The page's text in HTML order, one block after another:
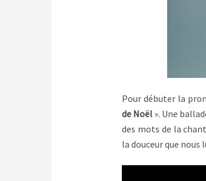
Pour débuter la
de Noël ». Une
des mots de la
la douceur que nous